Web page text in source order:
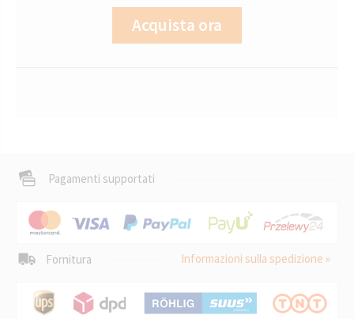
Acquista ora
Pagamenti supportati
Fornitura Informazioni sulla spedizione »